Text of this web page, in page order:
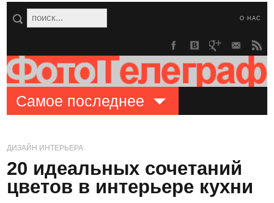
О НАС
Самое последнее
ДИЗАЙН ИНТЕРЬЕРА
20 идеальных сочетаний
цветов в интерьере кухни